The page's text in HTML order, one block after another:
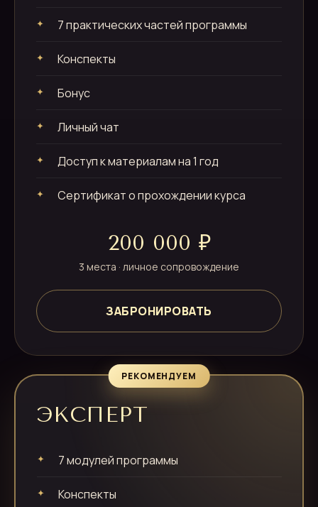
7 практических частей программы
Конспекты
Бонус
Личный чат
Доступ к материалам на 1 год
Сертификат о прохождении курса
200 000 ₽
3 места · личное сопровождение
ЗАБРОНИРОВАТЬ
РЕКОМЕНДУЕМ
ЭКСПЕРТ
7 модулей программы
Конспекты